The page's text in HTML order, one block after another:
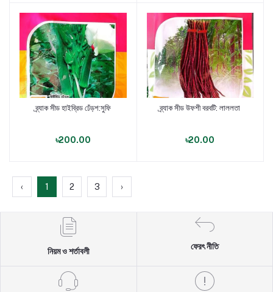
পণ্য যোগ করুন
ব্র্যাক সীড হাইব্রিড ঢেঁড়শ:সুফি
৳200.00
পণ্য যোগ করুন
ব্র্যাক সীড উফশী বরবটি: লাললতা
৳20.00
‹ 1 2 3 ›
নিয়ম ও শর্তাবলী
ফেরৎ নীতি